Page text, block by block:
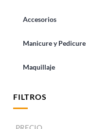
Accesorios
Manicure y Pedicure
Maquillaje
FILTROS